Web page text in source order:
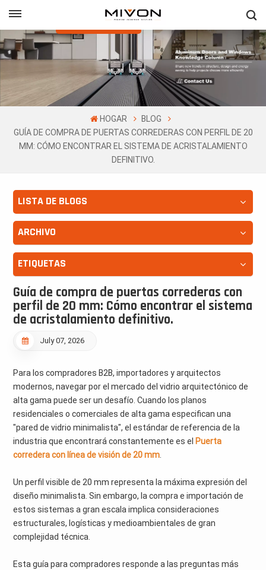
Obtenga Una
Cotización Gratis
HOGAR
BLOG
GUÍA DE COMPRA DE PUERTAS CORREDERAS CON PERFIL DE 20
MM: CÓMO ENCONTRAR EL SISTEMA DE ACRISTALAMIENTO
DEFINITIVO.
LISTA DE BLOGS
ARCHIVO
ETIQUETAS
Guía de compra de puertas correderas con
perfil de 20 mm: Cómo encontrar el sistema
de acristalamiento definitivo.
July 07, 2026
Para los compradores B2B, importadores y arquitectos
modernos, navegar por el mercado del vidrio arquitectónico de
alta gama puede ser un desafío. Cuando los planos
residenciales o comerciales de alta gama especifican una
"pared de vidrio minimalista", el estándar de referencia de la
industria que encontrará constantemente es el Puerta
corredera con línea de visión de 20 mm.
Un perfil visible de 20 mm representa la máxima expresión del
diseño minimalista. Sin embargo, la compra e importación de
estos sistemas a gran escala implica consideraciones
estructurales, logísticas y medioambientales de gran
complejidad técnica.
Esta guía para compradores responde a las preguntas más